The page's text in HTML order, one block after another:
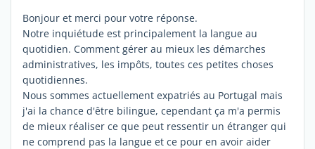
Bonjour et merci pour votre réponse.
Notre inquiétude est principalement la langue au
quotidien. Comment gérer au mieux les démarches
administratives, les impôts, toutes ces petites choses
quotidiennes.
Nous sommes actuellement expatriés au Portugal mais
j'ai la chance d'être bilingue, cependant ça m'a permis
de mieux réaliser ce que peut ressentir un étranger qui
ne comprend pas la langue et ce pour en avoir aider